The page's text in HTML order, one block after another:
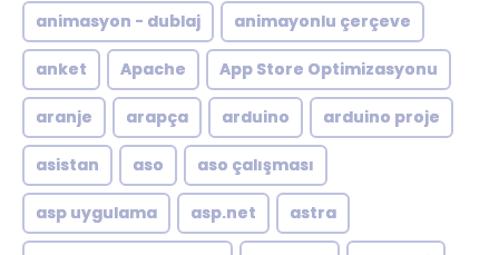
animasyon - dublaj animayonlu çerçeve
anket Apache App Store Optimizasyonu
aranje arapça arduino arduino proje
asistan aso aso çalışması
asp uygulama asp.net astra